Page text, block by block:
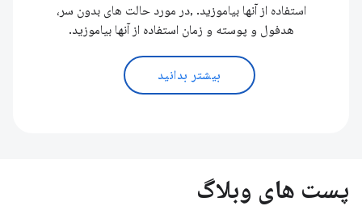
استفاده از آنها بیاموزید. ,در مورد حالت های بدون سر،
هدفول و پوسته و زمان استفاده از آنها بیاموزید.
بیشتر بدانید
پست های وبلاگ